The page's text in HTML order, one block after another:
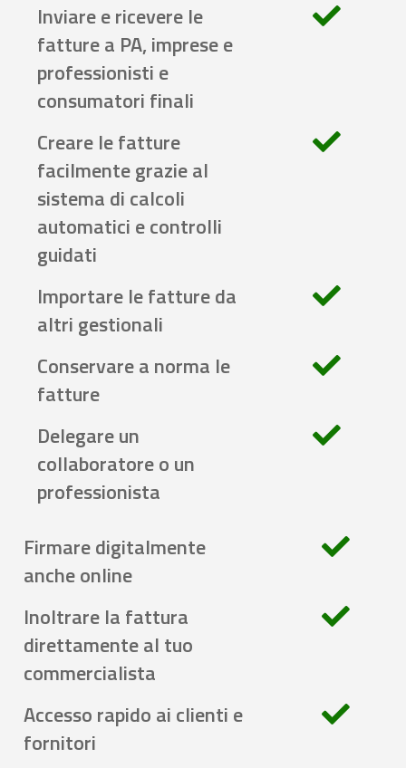
Inviare e ricevere le
fatture a PA, imprese e
professionisti e
consumatori finali
Creare le fatture
facilmente grazie al
sistema di calcoli
automatici e controlli
guidati
Importare le fatture da
altri gestionali
Conservare a norma le
fatture
Delegare un
collaboratore o un
professionista
Firmare digitalmente
anche online
Inoltrare la fattura
direttamente al tuo
commercialista
Accesso rapido ai clienti e
fornitori